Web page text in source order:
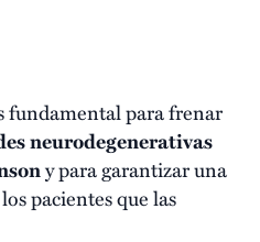
fundamental para frenar
neurodegenerativas
y para garantizar una
pacientes que las